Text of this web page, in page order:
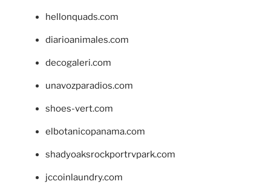
hellonquads.com
diarioanimales.com
decogaleri.com
unavozparadios.com
shoes-vert.com
elbotanicopanama.com
shadyoaksrockportrvpark.com
jccoinlaundry.com